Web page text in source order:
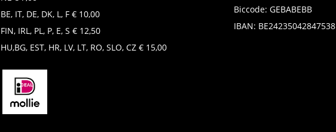
BE, IT, DE, DK, L, F € 10,00
FIN, IRL, PL, P, E, S € 12,50
HU,BG, EST, HR, LV, LT, RO, SLO, CZ € 15,00
Biccode: GEBABEBB
IBAN: BE24235042847538